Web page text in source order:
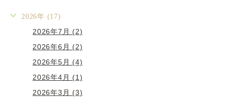
2026年 (17)
2026年7月 (2)
2026年6月 (2)
2026年5月 (4)
2026年4月 (1)
2026年3月 (3)